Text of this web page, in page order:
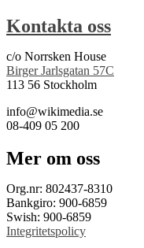
Kontakta oss
c/o Norrsken House
Birger Jarlsgatan 57C
113 56 Stockholm
info@wikimedia.se
08-409 05 200
Mer om oss
Org.nr: 802437-8310
Bankgiro: 900-6859
Swish: 900-6859
Integritetspolicy